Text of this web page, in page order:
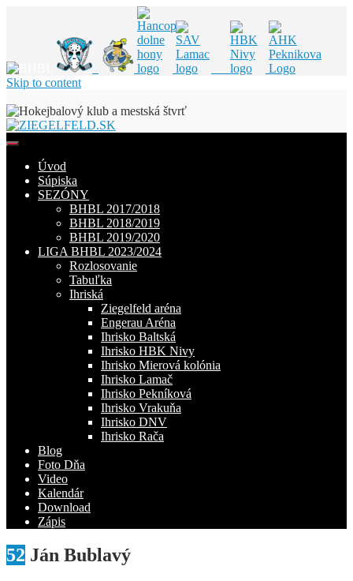
Skip to content
Úvod
Súpiska
SEZÓNY
BHBL 2017/2018
BHBL 2018/2019
BHBL 2019/2020
LIGA BHBL 2023/2024
Rozlosovanie
Tabuľka
Ihriská
Ziegelfeld aréna
Engerau Aréna
Ihrisko Baltská
Ihrisko HBK Nivy
Ihrisko Mierová kolónia
Ihrisko Lamač
Ihrisko Pekníková
Ihrisko Vrakuňa
Ihrisko DNV
Ihrisko Rača
Blog
Foto Dňa
Video
Kalendár
Download
Zápis
52 Ján Bublavý